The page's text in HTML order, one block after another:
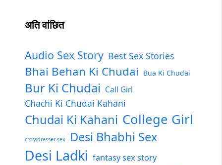
अति वांछित
Audio Sex Story Best Sex Stories
Bhai Behan Ki Chudai Bua Ki Chudai
Bur Ki Chudai Call Girl
Chachi Ki Chudai Kahani
Chudai Ki Kahani College Girl
crossdresser sex Desi Bhabhi Sex
Desi Ladki fantasy sex story